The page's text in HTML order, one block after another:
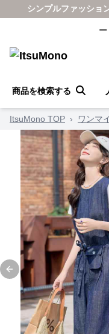
シンプルファッショ
商品を検索する
ItsuMono TOP › ワンマ
Previous slide